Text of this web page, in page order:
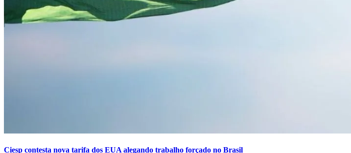
Ciesp contesta nova tarifa dos EUA alegando trabalho forçado no Brasil